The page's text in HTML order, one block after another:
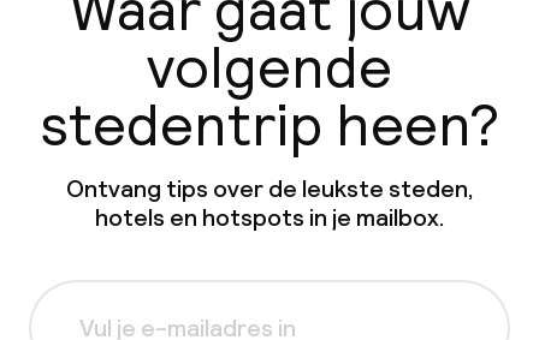
volgende
stedentrip heen?
Ontvang tips over de leukste steden,
hotels en hotspots in je mailbox.